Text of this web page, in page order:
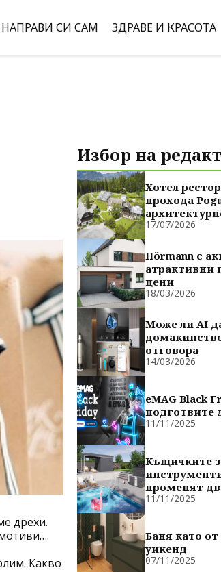
НАПРАВИ СИ САМ ЗДРАВЕ И КРАСОТА
дрехи.
Какво
Избор на
Хотел
прохода
духовно
17/07/2026
Hörmann с
атрактивни
цени
18/03/2026
Може ли AI
отговора
14/03/2026
eMAG Black
подготвите
11/11/2025
Къщичките
променят
11/11/2025
Баня като
уикенд
07/11/2025